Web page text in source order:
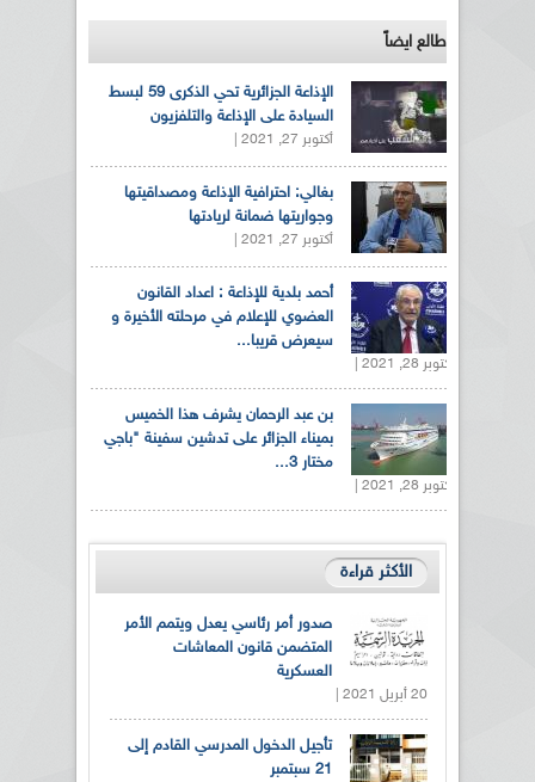
طالع ايضاً
الإذاعة الجزائرية تحي الذكرى 59 لبسط
السيادة على الإذاعة والتلفزيون
أكتوبر 27, 2021 |
بغالي: احترافية الإذاعة ومصداقيتها
وجواريتها ضمانة لريادتها
أكتوبر 27, 2021 |
أحمد بلدية للإذاعة : اعداد القانون
العضوي للإعلام في مرحلته الأخيرة و
سيعرض قريبا...
أكتوبر 28, 2021 |
بن عبد الرحمان يشرف هذا الخميس
بميناء الجزائر على تدشين سفينة "باجي
مختار 3...
أكتوبر 28, 2021 |
الأكثر قراءة
صدور أمر رئاسي يعدل ويتمم الأمر
المتضمن قانون المعاشات
العسكرية
20 أبريل 2021 |
تأجيل الدخول المدرسي القادم إلى
21 سبتمبر